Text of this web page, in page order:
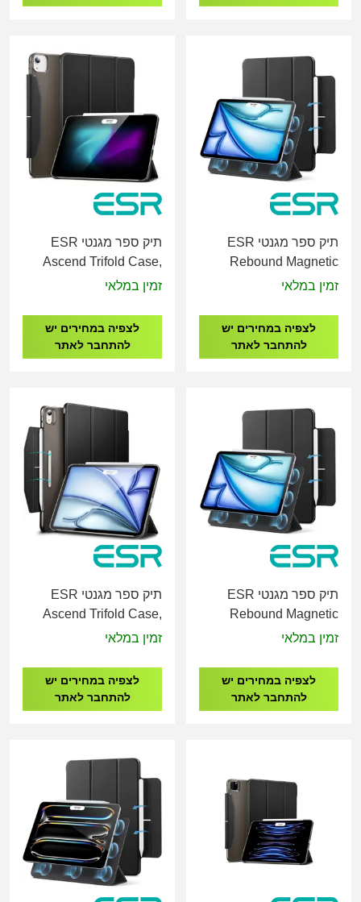
תיק ספר מגנטי ESR
Rebound Magnetic
Case, Compatible with
12.9 (6th/5th/4th Gen)
זמין במלאי
לצפיה במחירים יש
להתחבר לאתר
תיק ספר מגנטי ESR
Ascend Trifold Case,
Compatible with iPad
(6th/5th Gen)
זמין במלאי
לצפיה במחירים יש
להתחבר לאתר
תיק ספר מגנטי ESR
Rebound Magnetic
Case, Compatible with
10.9 (5th/4th Gen), Pro
11 (1st Gen)
זמין במלאי
לצפיה במחירים יש
להתחבר לאתר
תיק ספר מגנטי ESR
Ascend Trifold Case,
Compatible with iPad
(5th/4th Gen)
זמין במלאי
לצפיה במחירים יש
להתחבר לאתר